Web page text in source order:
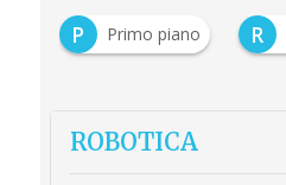
P
Primo piano R
ROBOTICA